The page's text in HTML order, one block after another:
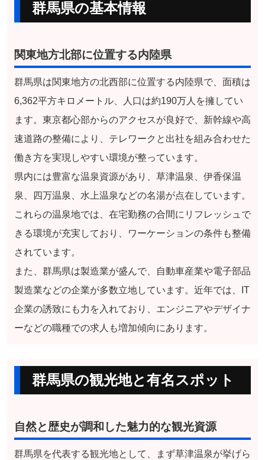
群馬県の基本情報
関東地方北部に位置する内陸県
群馬県は関東地方の北西部に位置する内陸県で、面積は
6,362平方キロメートル、人口は約190万人を擁してい
ます。東京都心部からのアクセスが良好で、新幹線や高
速道路の整備により、テレワークと出社を組み合わせた
働き方を実現しやすい環境が整っています。
県内には豊富な温泉資源があり、草津温泉、伊香保温
泉、四万温泉、水上温泉などの名湯が点在しています。
これらの温泉地では、在宅勤務の合間にリフレッシュで
きる環境が充実しており、ワーケーションの条件も整備
されています。
また、群馬県は製造業が盛んで、自動車産業や電子部品
製造業などの企業が多数立地しています。近年では、IT
企業の誘致にも力を入れており、エンジニアやデザイナ
ーなどの職種での求人も増加傾向にあります。
群馬県の観光地と有名スポット
自然と歴史が調和した魅力的な観光資源
群馬県を代表する観光地として、まず草津温泉が挙げら